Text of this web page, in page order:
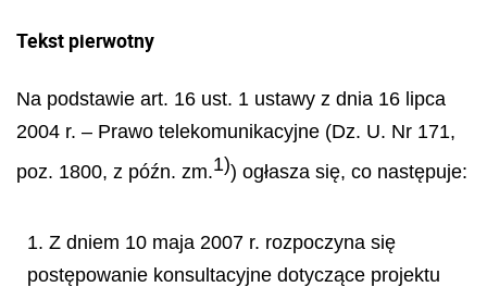
Tekst pierwotny
Na podstawie art. 16 ust. 1 ustawy z dnia 16 lipca
2004 r. – Prawo telekomunikacyjne (Dz. U. Nr 171,
poz. 1800, z późn. zm.1)) ogłasza się, co następuje:
1. Z dniem 10 maja 2007 r. rozpoczyna się
postępowanie konsultacyjne dotyczące projektu